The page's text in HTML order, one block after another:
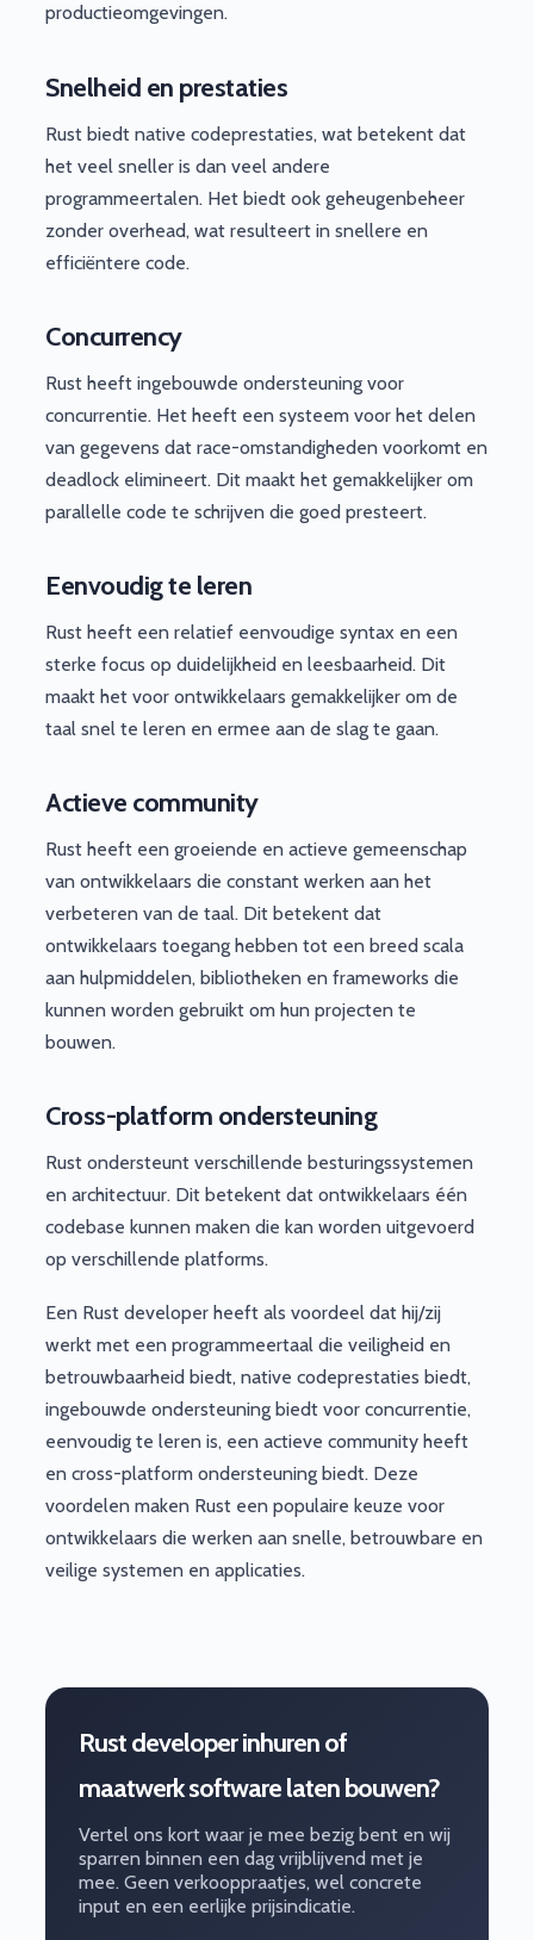
productieomgevingen.
Snelheid en prestaties
Rust biedt native codeprestaties, wat betekent dat
het veel sneller is dan veel andere
programmeertalen. Het biedt ook geheugenbeheer
zonder overhead, wat resulteert in snellere en
efficiëntere code.
Concurrency
Rust heeft ingebouwde ondersteuning voor
concurrentie. Het heeft een systeem voor het delen
van gegevens dat race-omstandigheden voorkomt en
deadlock elimineert. Dit maakt het gemakkelijker om
parallelle code te schrijven die goed presteert.
Eenvoudig te leren
Rust heeft een relatief eenvoudige syntax en een
sterke focus op duidelijkheid en leesbaarheid. Dit
maakt het voor ontwikkelaars gemakkelijker om de
taal snel te leren en ermee aan de slag te gaan.
Actieve community
Rust heeft een groeiende en actieve gemeenschap
van ontwikkelaars die constant werken aan het
verbeteren van de taal. Dit betekent dat
ontwikkelaars toegang hebben tot een breed scala
aan hulpmiddelen, bibliotheken en frameworks die
kunnen worden gebruikt om hun projecten te
bouwen.
Cross-platform ondersteuning
Rust ondersteunt verschillende besturingssystemen
en architectuur. Dit betekent dat ontwikkelaars één
codebase kunnen maken die kan worden uitgevoerd
op verschillende platforms.
Een Rust developer heeft als voordeel dat hij/zij
werkt met een programmeertaal die veiligheid en
betrouwbaarheid biedt, native codeprestaties biedt,
ingebouwde ondersteuning biedt voor concurrentie,
eenvoudig te leren is, een actieve community heeft
en cross-platform ondersteuning biedt. Deze
voordelen maken Rust een populaire keuze voor
ontwikkelaars die werken aan snelle, betrouwbare en
veilige systemen en applicaties.
Rust developer inhuren of
maatwerk software laten bouwen?
Vertel ons kort waar je mee bezig bent en wij
sparren binnen een dag vrijblijvend met je
mee. Geen verkooppraatjes, wel concrete
input en een eerlijke prijsindicatie.